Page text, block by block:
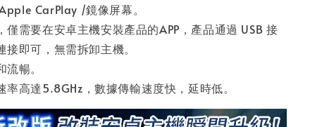
CarPlay /鏡像屏幕。
僅需要在安卓主機安裝產品的APP，產品通過 USB 接
接即可，無需拆卸主機。
暢。
率高達5.8GHz，數據傳輸速度快，延時低。